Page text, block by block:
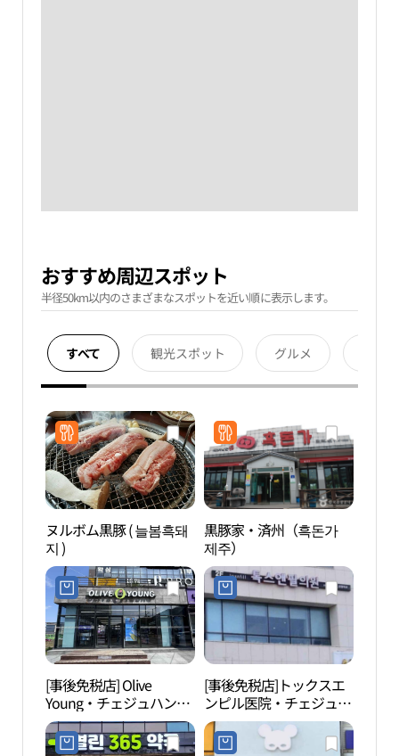
おすすめ周辺スポット
半径50km以内のさまざまなスポットを近い順に表示します。
すべて 観光スポット グルメ
ヌルボム黒豚 ( 늘봄흑돼
지 )
黒豚家・済州（흑돈가
제주）
[事後免税店] Olive
Young・チェジュハンラ
デ（済州漢拏大）店(올
리브영 제주한라대점)
[事後免税店]トックスエ
ンピル医院・チェジュ
（済州）店(톡스앤필의
원 제주점)